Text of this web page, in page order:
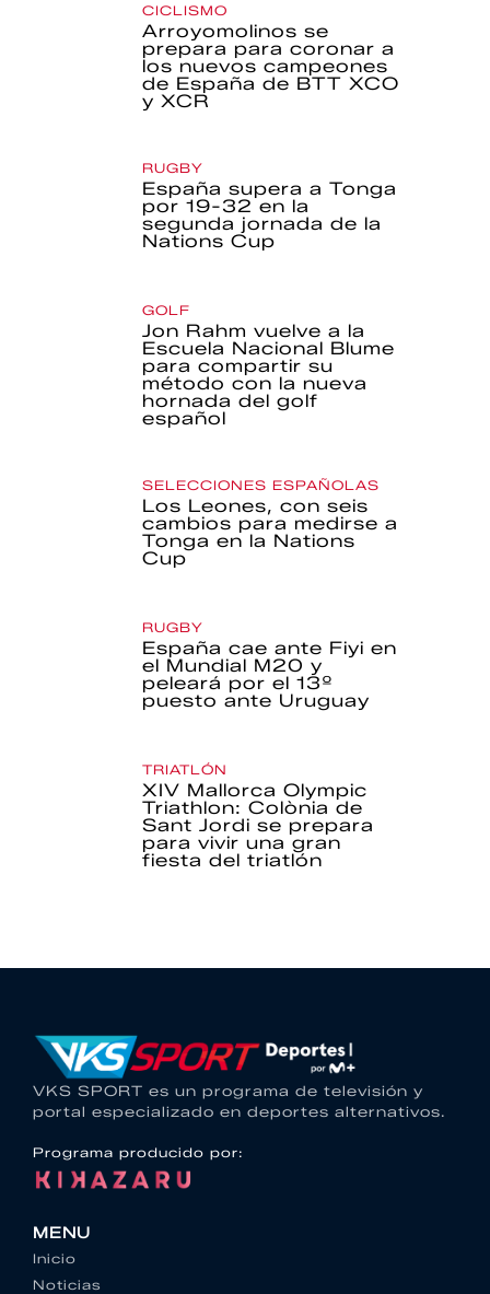
CICLISMO
Arroyomolinos se
prepara para coronar a
los nuevos campeones
de España de BTT XCO
y XCR
RUGBY
España supera a Tonga
por 19-32 en la
segunda jornada de la
Nations Cup
GOLF
Jon Rahm vuelve a la
Escuela Nacional Blume
para compartir su
método con la nueva
hornada del golf
español
SELECCIONES ESPAÑOLAS
Los Leones, con seis
cambios para medirse a
Tonga en la Nations
Cup
RUGBY
España cae ante Fiyi en
el Mundial M20 y
peleará por el 13º
puesto ante Uruguay
TRIATLÓN
XIV Mallorca Olympic
Triathlon: Colònia de
Sant Jordi se prepara
para vivir una gran
fiesta del triatlón
VKS SPORT es un programa de televisión y
portal especializado en deportes alternativos.
Programa producido por:
MENU
Inicio
Noticias